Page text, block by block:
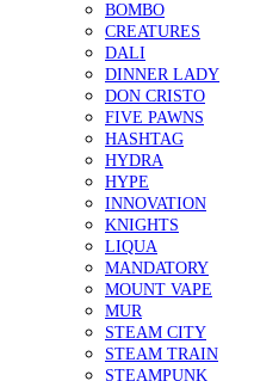
BOMBO
CREATURES
DALI
DINNER LADY
DON CRISTO
FIVE PAWNS
HASHTAG
HYDRA
HYPE
INNOVATION
KNIGHTS
LIQUA
MANDATORY
MOUNT VAPE
MUR
STEAM CITY
STEAM TRAIN
STEAMPUNK